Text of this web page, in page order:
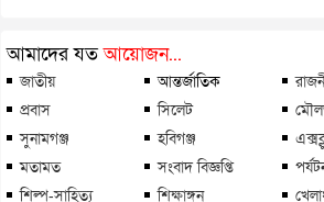
আমাদের যতআয়োজন...
জাতীয় আন্তর্জাতিক
প্রবাস
সিলেট
সুনামগঞ্জ
হবিগঞ্জ
মতামত
সংবাদ বিজ্ঞপ্তি
শিল্প-সাহিত্য
শিক্ষাঙ্গন